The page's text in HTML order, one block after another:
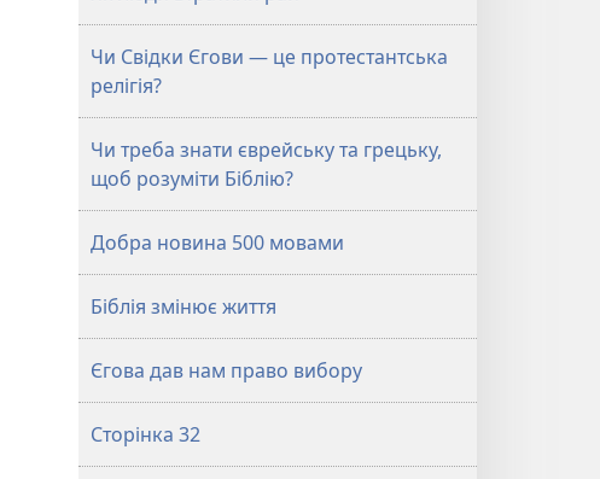
Чи Свідки Єгови — це протестантська
релігія?
Чи треба знати єврейську та грецьку,
щоб розуміти Біблію?
Добра новина 500 мовами
Біблія змінює життя
Єгова дав нам право вибору
Сторінка 32